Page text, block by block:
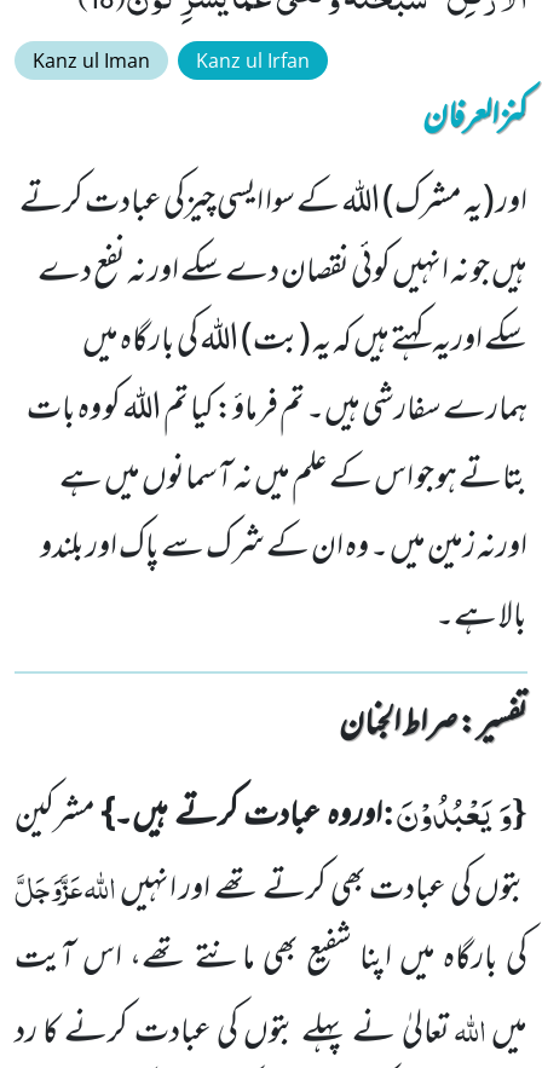
Kanz ul Iman Kanz ul Irfan
کنزالعرفان
اور (یہ مشرک) اللہ کے سوا ایسی چیزکی عبادت کرتے
ہیں جو نہ انہیں کوئی نقصان دے سکے اور نہ نفع دے
سکے اوریہ کہتے ہیں کہ یہ (بت) اللہ کی بارگاہ میں
ہمارے سفارشی ہیں۔ تم فرماؤ: کیا تم اللہ کو وہ بات
بتاتے ہو جو اس کے علم میں نہ آسمانوں میں ہے
اورنہ زمین میں ۔ وہ ان کے شرک سے پاک اور بلندو
بالا ہے۔
تفسیر : ‎صراط الجنان
{وَ یَعْبُدُوْنَ:اوروہ عبادت کرتے ہیں۔}مشرکین
بتوں کی عبادت بھی کرتے تھے اور انہیںاللہعَزَّوَجَلَّ
کی بارگاہ میں اپنا شفیع بھی مانتے تھے، اس آیت
میںاللہتعالیٰ نے پہلے بتوں کی عبادت کرنے کا رد